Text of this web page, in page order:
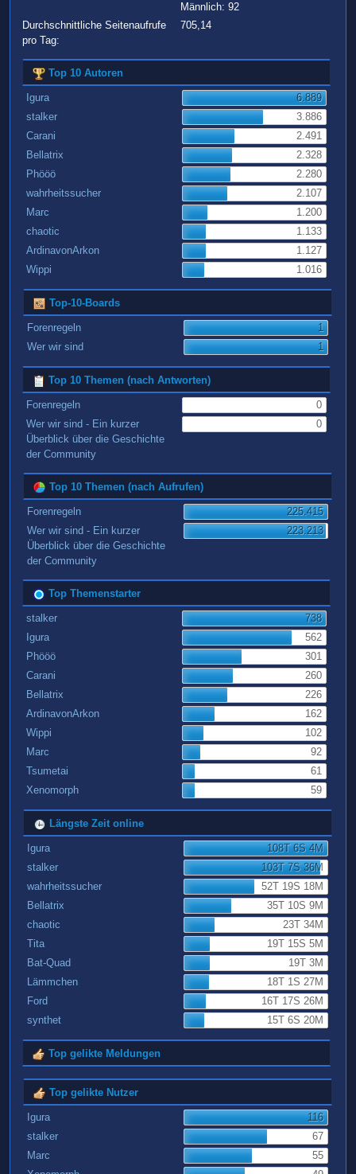
Männlich: 92
Durchschnittliche Seitenaufrufe
pro Tag:
705,14
Top 10 Autoren
Igura
6.889
stalker
3.886
Carani
2.491
Bellatrix
2.328
Phööö
2.280
wahrheitssucher
2.107
Marc
1.200
chaotic
1.133
ArdinavonArkon
1.127
Wippi
1.016
Top-10-Boards
Forenregeln
1
Wer wir sind
1
Top 10 Themen (nach Antworten)
Forenregeln
0
Wer wir sind - Ein kurzer
Überblick über die Geschichte
der Community
0
Top 10 Themen (nach Aufrufen)
Forenregeln
225.415
Wer wir sind - Ein kurzer
Überblick über die Geschichte
der Community
223.213
Top Themenstarter
stalker
738
Igura
562
Phööö
301
Carani
260
Bellatrix
226
ArdinavonArkon
162
Wippi
102
Marc
92
Tsumetai
61
Xenomorph
59
Längste Zeit online
Igura
108T 6S 4M
stalker
103T 7S 36M
wahrheitssucher
52T 19S 18M
Bellatrix
35T 10S 9M
chaotic
23T 34M
Tita
19T 15S 5M
Bat-Quad
19T 3M
Lämmchen
18T 1S 27M
Ford
16T 17S 26M
synthet
15T 6S 20M
Top gelikte Meldungen
Top gelikte Nutzer
Igura
116
stalker
67
Marc
55